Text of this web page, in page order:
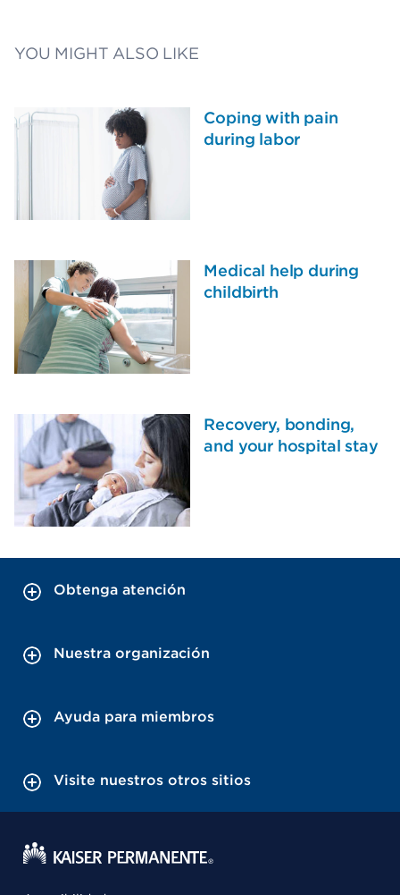
YOU MIGHT ALSO LIKE
Coping with pain
during labor
Medical help during
childbirth
Recovery, bonding,
and your hospital stay
Obtenga atención
Nuestra organización
Ayuda para miembros
Visite nuestros otros sitios